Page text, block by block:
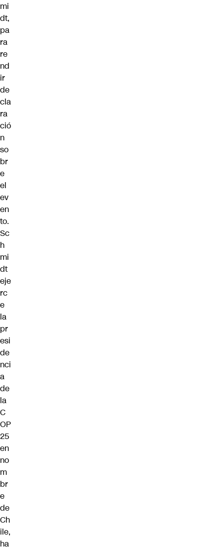
mi
dt,
pa
ra
re
nd
ir
de
cla
ra
ció
n
so
br
e
el
ev
en
to.
Sc
h
mi
dt
eje
rc
e
la
pr
esi
de
nci
a
de
la
C
OP
25
en
no
m
br
e
de
Ch
ile,
ha